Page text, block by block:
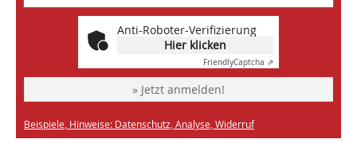
Anti-Roboter-Verifizierung
Hier klicken
FriendlyCaptcha ⇗
» Jetzt anmelden!
Beispiele, Hinweise: Datenschutz, Analyse, Widerruf